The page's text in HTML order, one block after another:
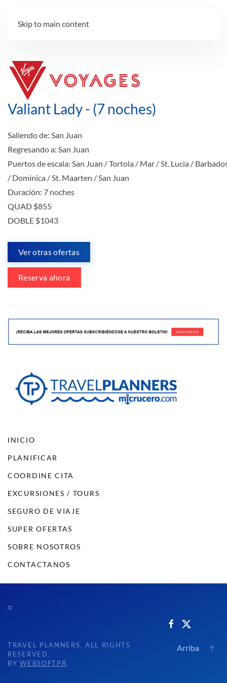
Skip to main content
Valiant Lady - (7 noches)
Saliendo de: San Juan
Regresando a: San Juan
Puertos de escala: San Juan / Tortola / Mar / St. Lucia /
/ Dominica / St. Maarten / San Juan
Duración: 7 noches
QUAD $855
DOBLE $1043
Ver otras ofertas
Reserva ahora
INICIO
PLANIFICAR
COORDINE CITA
EXCURSIONES / TOURS
SEGURO DE VIAJE
SUPER OFERTAS
SOBRE NOSOTROS
CONTACTANOS
©
TRAVEL PLANNERS. ALL RIGHTS
RESERVED.
BYWEBSOFTPR.
Arriba